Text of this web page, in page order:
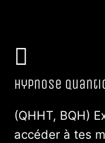
Hypnose
(QHHT, BQH)
accéder à tes